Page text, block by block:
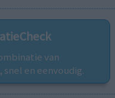
van
en eenvoudig.